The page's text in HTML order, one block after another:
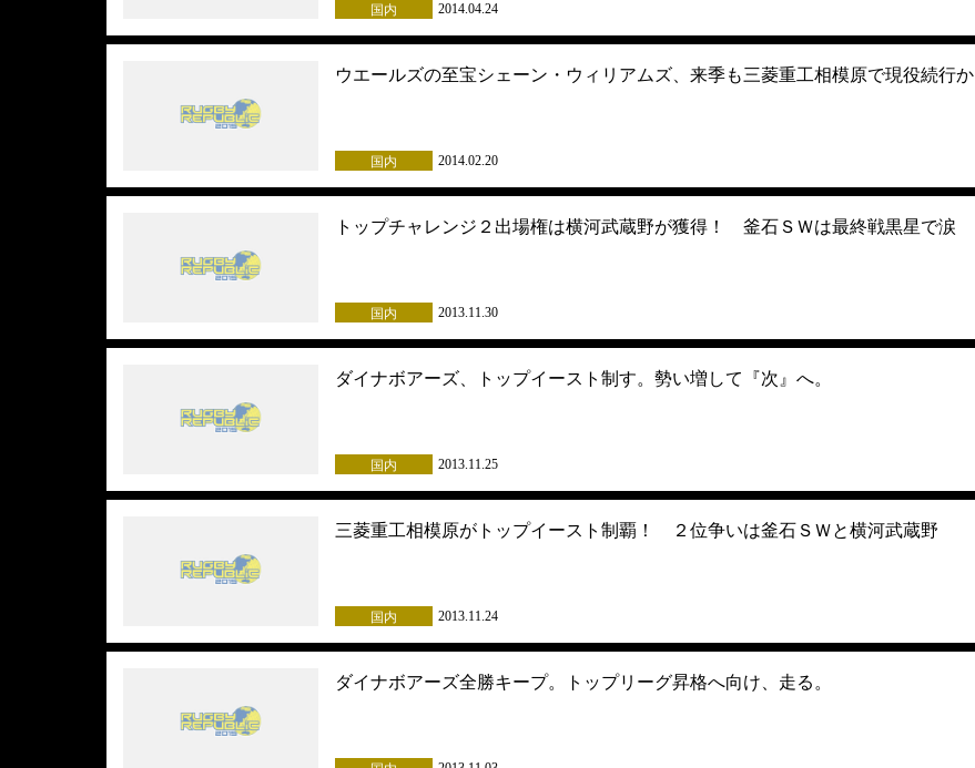
国内 2014.04.24
ウエールズの至宝シェーン・ウィリアムズ、来季も三菱重工相模原で現役続行か
国内 2014.02.20
トップチャレンジ２出場権は横河武蔵野が獲得！ 釜石ＳＷは最終戦黒星で涙
国内 2013.11.30
ダイナボアーズ、トップイースト制す。勢い増して『次』へ。
国内 2013.11.25
三菱重工相模原がトップイースト制覇！ ２位争いは釜石ＳＷと横河武蔵野
国内 2013.11.24
ダイナボアーズ全勝キープ。トップリーグ昇格へ向け、走る。